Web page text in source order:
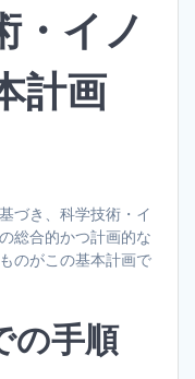
・イノ
計画
づき、科学技術・イ
総合的かつ計画的な
のがこの基本計画で
の手順